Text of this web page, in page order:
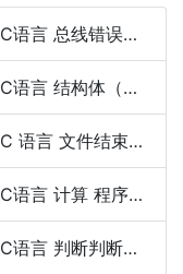
C语言 总线错误（bus error）与段错误（segmentation fault）
C语言 结构体（struct）和联合体（union）的区别
C 语言 文件结束（EOF）
C语言 计算 程序的执行时间
C语言 判断判断用户输入的是否是一个整数